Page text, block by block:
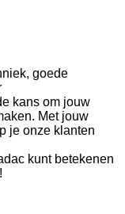
goede
kans om jouw
Met jouw
je onze klanten
kunt betekenen